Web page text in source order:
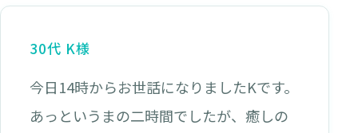
30代 K様
今日14時からお世話になりましたKです。
あっというまの二時間でしたが、癒しの